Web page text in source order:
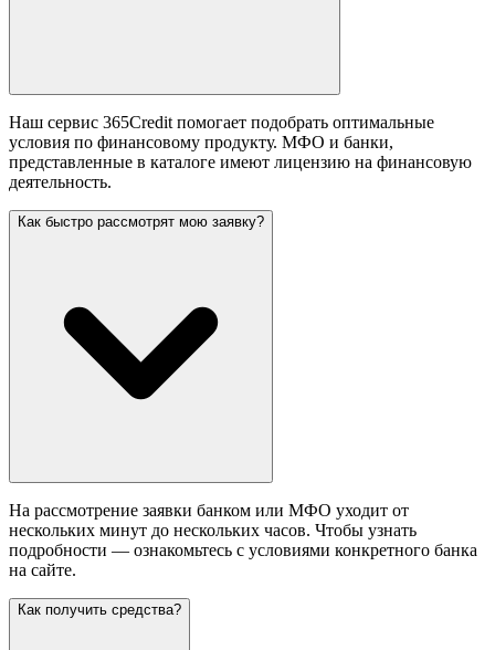
Наш сервис 365Credit помогает подобрать оптимальные
условия по финансовому продукту. МФО и банки,
представленные в каталоге имеют лицензию на финансовую
деятельность.
Как быстро рассмотрят мою заявку?
На рассмотрение заявки банком или МФО уходит от
нескольких минут до нескольких часов. Чтобы узнать
подробности — ознакомьтесь с условиями конкретного банка
на сайте.
Как получить средства?